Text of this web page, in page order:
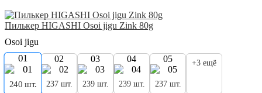
Пилькер HIGASHI Osoi jigu Zink 80g
Osoi jigu
01
240 шт.
02
237 шт.
03
239 шт.
04
239 шт.
05
237 шт.
+3 ещё